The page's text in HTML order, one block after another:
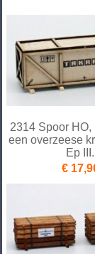
2314 Spoor HO,
een overzeese
Ep III.
€